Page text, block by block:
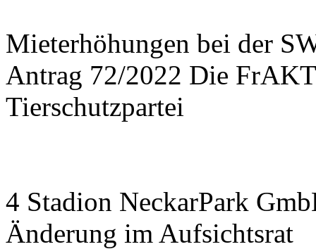
Mieterhöhungen bei der
Antrag 72/2022 Die
Tierschutzpartei
4 Stadion NeckarPark
Änderung im Aufsichtsrat